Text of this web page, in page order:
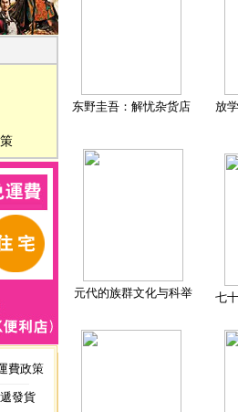
費政策
發貨
东野圭吾：解忧杂货店 放
元代的族群文化与科举 七